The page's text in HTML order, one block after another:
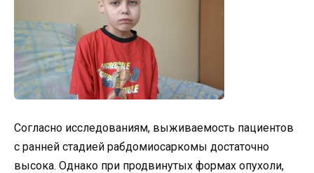
Согласно исследованиям, выживаемость пациентов
с ранней стадией рабдомиосаркомы достаточно
высока. Однако при продвинутых формах опухоли,